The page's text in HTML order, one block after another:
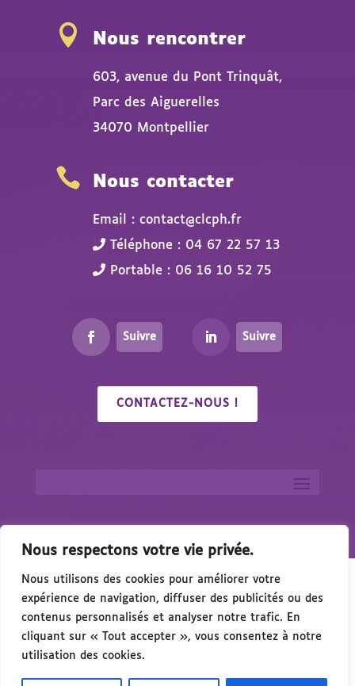
Nous respectons votre vie privée.
Nous utilisons des cookies pour améliorer votre
expérience de navigation, diffuser des publicités ou des
contenus personnalisés et analyser notre trafic. En
cliquant sur « Tout accepter », vous consentez à notre
utilisation des cookies.
 Nous rencontrer
603, avenue du Pont Trinquât,
Parc des Aiguerelles
34070 Montpellier
 Nous contacter
Email : contact@clcph.fr
Téléphone : 04 67 22 57 13
Portable : 06 16 10 52 75
Suivre Suivre
CONTACTEZ-NOUS !
🎉 Congrés/Salon du Handicap & de